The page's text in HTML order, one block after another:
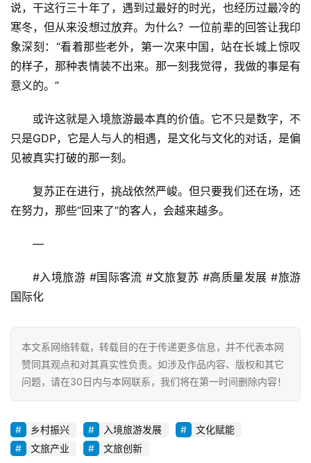
说，干这行三十年了，遇到过最好的时光，也经历过最冷的
寒冬，但从来没想过放弃。为什么？一位前辈的回答让我印
象深刻：“看着那些老外，第一次来中国，站在长城上惊叹
的样子，那种表情装不出来。那一刻我觉得，我做的事是有
意义的。”
或许这就是入境旅游最本真的价值。它不只是数字，不
只是GDP，它是人与人的相遇，是文化与文化的对话，是偏
见被真实打破的那一刻。
复苏正在进行，挑战依然严峻。但只要我们还在场，还
在努力，那些“回来了”的客人，会越来越多。
—
#入境旅游 #国际客流 #文旅复苏 #高质量发展 #旅游
国际化
本文系网络转载，转载目的在于传递更多信息，并不代表本网
赞同其观点和对其真实性负责。如涉及作品内容、版权和其它
问题，请在30日内与本网联系，我们将在第一时间删除内容！
乡村振兴 入境旅游发展
文化赋能
文旅产业
文旅创新